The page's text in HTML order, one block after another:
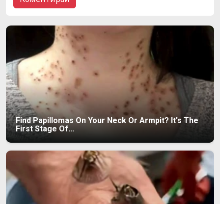
Find Papillomas On Your Neck Or Armpit? It's The
First Stage Of...